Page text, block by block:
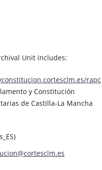
Unit includes:
rapc
y Constitución
de Castilla-La Mancha